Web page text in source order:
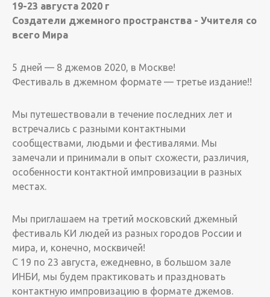
19-23 августа 2020 г
Создатели джемного пространства - Учителя со
всего Мира
5 дней — 8 джемов 2020, в Москве!
Фестиваль в джемном формате — третье издание!!
Мы путешествовали в течение последних лет и
встречались с разными контактными
сообществами, людьми и фестивалями. Мы
замечали и принимали в опыт схожести, различия,
особенности контактной импровизации в разных
местах.
Мы приглашаем на третий московский джемный
фестиваль КИ людей из разных городов России и
мира, и, конечно, москвичей!
С 19 по 23 августа, ежедневно, в большом зале
ИНБИ, мы будем практиковать и праздновать
контактную импровизацию в формате джемов.